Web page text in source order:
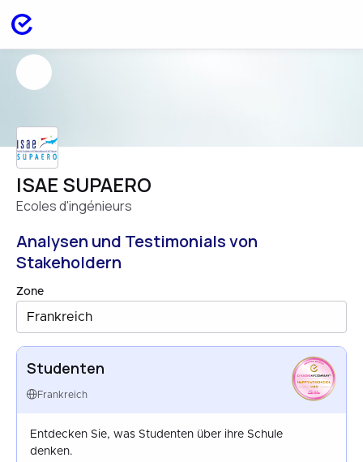
ISAE SUPAERO
Ecoles d'ingénieurs
Analysen und Testimonials von
Stakeholdern
Zone
Frankreich
Studenten
Frankreich
HAPPYATSCHOOL
FRANCE
MAR 2026
Entdecken Sie, was Studenten über ihre Schule
denken.